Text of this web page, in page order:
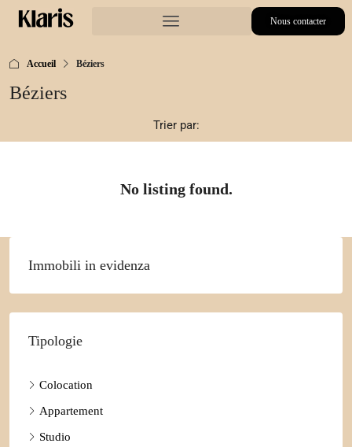
Nous contacter
Accueil Béziers
Béziers
Trier par:
No listing found.
Immobili in evidenza
Tipologie
Colocation
Appartement
Studio